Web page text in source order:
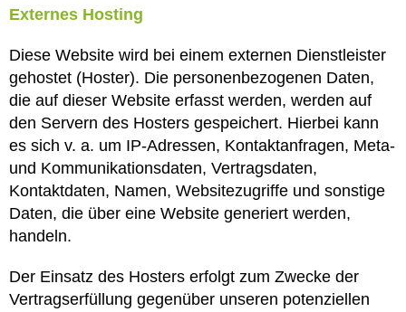
Externes Hosting
Diese Website wird bei einem externen Dienstleister
gehostet (Hoster). Die personenbezogenen Daten,
die auf dieser Website erfasst werden, werden auf
den Servern des Hosters gespeichert. Hierbei kann
es sich v. a. um IP-Adressen, Kontaktanfragen, Meta-
und Kommunikationsdaten, Vertragsdaten,
Kontaktdaten, Namen, Websitezugriffe und sonstige
Daten, die über eine Website generiert werden,
handeln.
Der Einsatz des Hosters erfolgt zum Zwecke der
Vertragserfüllung gegenüber unseren potenziellen